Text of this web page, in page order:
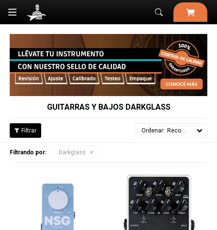

GUITARRAS Y BAJOS DARKGLASS
Recomendados
Filtrando por: Darkglass